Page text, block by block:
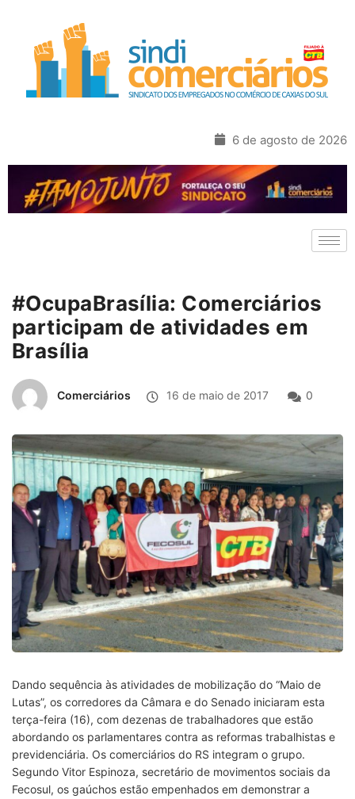
6 de agosto de 2026
#OcupaBrasília: Comerciários
participam de atividades em
Brasília
Comerciários 16 de maio de 2017 0
Dando sequência às atividades de mobilização do “Maio de
Lutas”, os corredores da Câmara e do Senado iniciaram esta
terça-feira (16), com dezenas de trabalhadores que estão
abordando os parlamentares contra as reformas trabalhistas e
previdenciária. Os comerciários do RS integram o grupo.
Segundo Vitor Espinoza, secretário de movimentos sociais da
Fecosul, os gaúchos estão empenhados em demonstrar a